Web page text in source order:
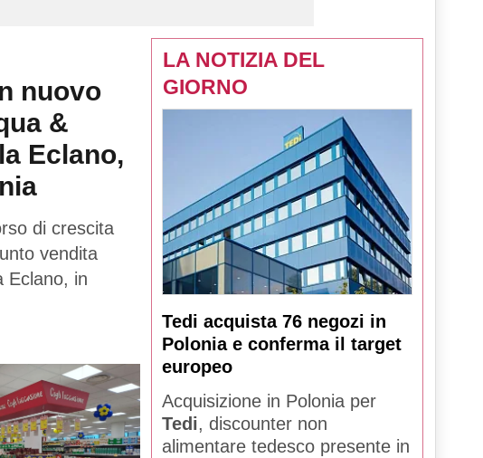
nuovo
&
Eclano,
di crescita
vendita
Eclano, in
LA NOTIZIA DEL
GIORNO
Tedi acquista 76 negozi in
Polonia e conferma il target
europeo
Acquisizione in Polonia per
Tedi, discounter non
alimentare tedesco presente in